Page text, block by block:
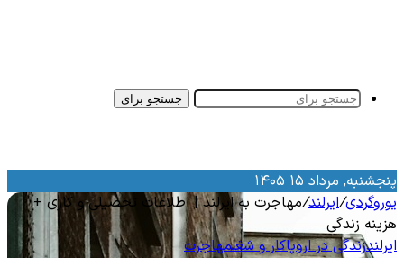
جستجو برای
مرداد ۱۵ ۱۴۰۵
/ایرلند/مهاجرت به ایرلند | اطلاعات تحصیلی و کاری +
زندگی
زندگی در اروپاکار و شغلمهاجرت